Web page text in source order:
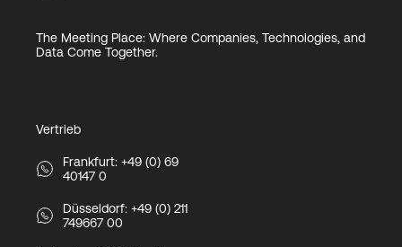
The Meeting Place: Where Companies, Technologies, and
Data Come Together.
Vertrieb
Frankfurt: +49 (0) 69
40147 0
Düsseldorf: +49 (0) 211
749667 00